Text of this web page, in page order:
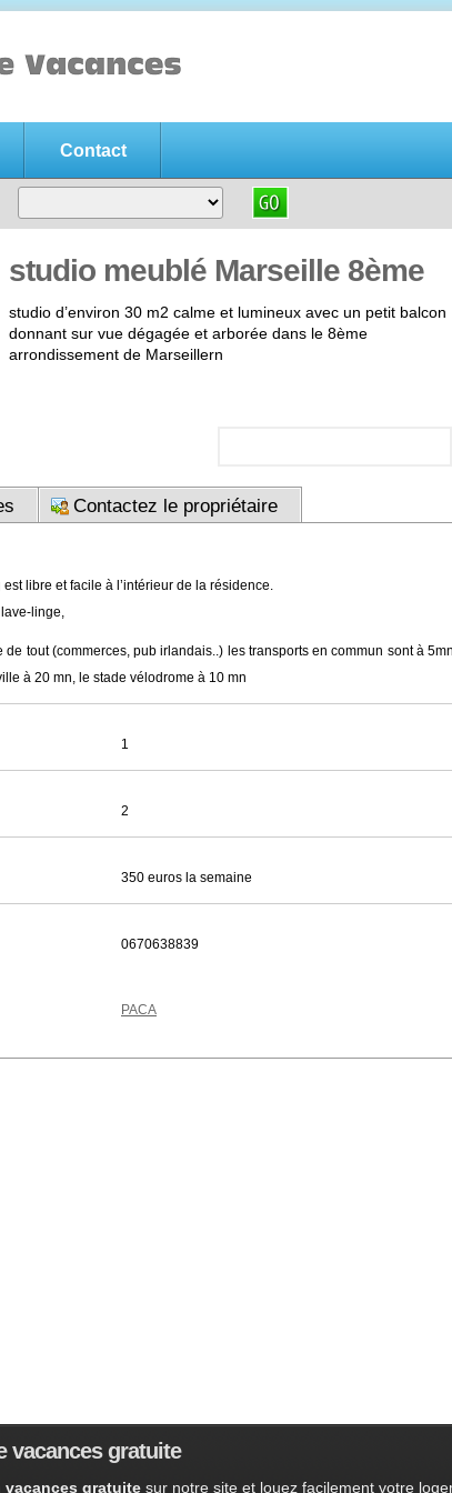
vacances gratuite
gratuite , n'hésitez pas déposez immédiatement
Contact
studio meublé Marseille 8ème
studio d’environ 30 m2 calme et lumineux avec un petit balcon
donnant sur vue dégagée et arborée dans le 8ème
arrondissement de Marseillern
Contactez le propriétaire
libre et facile à l’intérieur de la résidence.
linge,
de tout (commerces, pub irlandais..) les transports en commun sont à 5mn
à 20 mn, le stade vélodrome à 10 mn
1
2
350 euros la semaine
0670638839
PACA
vacances gratuite
gratuite sur notre site et louez facilement votre